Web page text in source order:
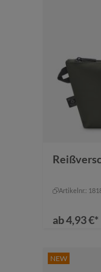
Farbe
Artikelnr.:
ab4,93 €*
NEW